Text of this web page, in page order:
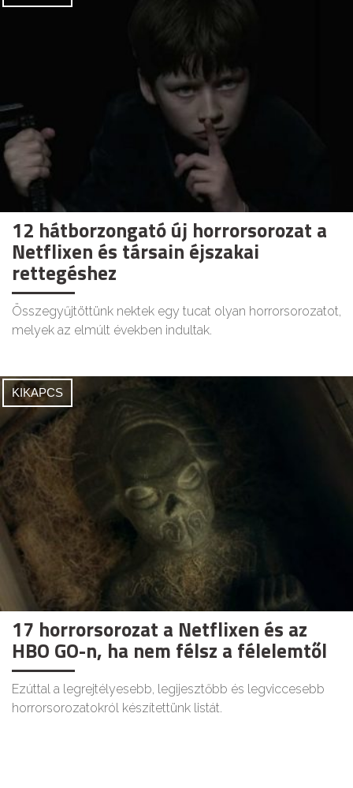
12 hátborzongató új horrorsorozat a
Netflixen és társain éjszakai
rettegéshez
Összegyűjtöttünk nektek egy tucat olyan horrorsorozatot,
melyek az elmúlt években indultak.
KIKAPCS
17 horrorsorozat a Netflixen és az
HBO GO-n, ha nem félsz a félelemtől
Ezúttal a legrejtélyesebb, legijesztőbb és legviccesebb
horrorsorozatokról készítettünk listát.